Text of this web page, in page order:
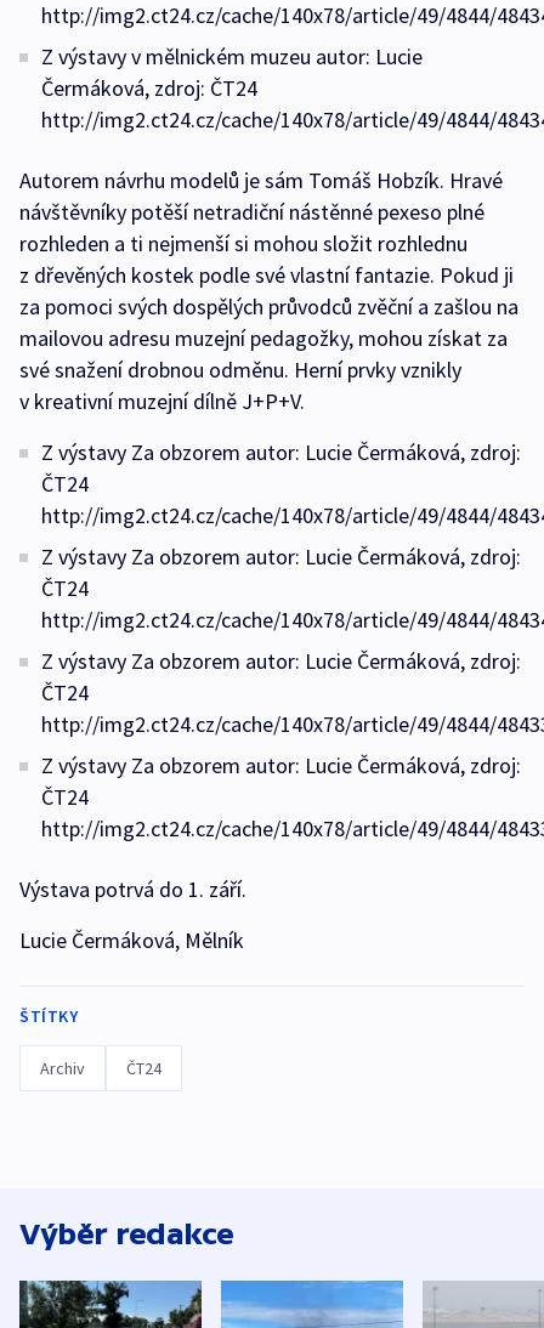
http://img2.ct24.cz/cache/140x78/article/49/4844/
Z výstavy v mělnickém muzeu autor: Lucie
Čermáková, zdroj: ČT24
http://img2.ct24.cz/cache/140x78/article/49/4844/
Autorem návrhu modelů je sám Tomáš Hobzík. Hravé
návštěvníky potěší netradiční nástěnné pexeso plné
rozhleden a ti nejmenší si mohou složit rozhlednu
z dřevěných kostek podle své vlastní fantazie. Pokud ji
za pomoci svých dospělých průvodců zvěční a zašlou na
mailovou adresu muzejní pedagožky, mohou získat za
své snažení drobnou odměnu. Herní prvky vznikly
v kreativní muzejní dílně J+P+V.
Z výstavy Za obzorem autor: Lucie Čermáková, zdroj:
ČT24
http://img2.ct24.cz/cache/140x78/article/49/4844/
Z výstavy Za obzorem autor: Lucie Čermáková, zdroj:
ČT24
http://img2.ct24.cz/cache/140x78/article/49/4844/
Z výstavy Za obzorem autor: Lucie Čermáková, zdroj:
ČT24
http://img2.ct24.cz/cache/140x78/article/49/4844/
Z výstavy Za obzorem autor: Lucie Čermáková, zdroj:
ČT24
http://img2.ct24.cz/cache/140x78/article/49/4844/
Výstava potrvá do 1. září.
Lucie Čermáková, Mělník
ŠTÍTKY
Archiv ČT24
Výběr redakce